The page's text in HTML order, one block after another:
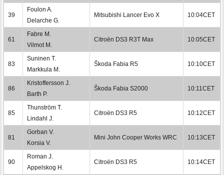
39
Foulon A.
Delarche G.
Mitsubishi Lancer Evo X 10:04CET
61
Fabre M.
Vilmot M.
Citroën DS3 R3T Max 10:05CET
83
Suninen T.
Markkula M.
Škoda Fabia R5 10:10CET
86
Kristoffersson J.
Barth P.
Škoda Fabia S2000 10:11CET
85
Thunström T.
Lindahl J.
Citroën DS3 R5 10:12CET
81
Gorban V.
Korsia V.
Mini John Cooper Works WRC 10:13CET
90
Roman J.
Appelskog H.
Citroën DS3 R5 10:14CET